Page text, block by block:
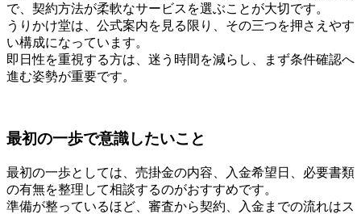
で、契約方法が柔軟なサービスを選ぶことが大切です。
うりかけ堂は、公式案内を見る限り、その三つを押さえやす
い構成になっています。
即日性を重視する方は、迷う時間を減らし、まず条件確認へ
進む姿勢が重要です。
最初の一歩で意識したいこと
最初の一歩としては、売掛金の内容、入金希望日、必要書類
の有無を整理して相談するのがおすすめです。
準備が整っているほど、審査から契約、入金までの流れはス